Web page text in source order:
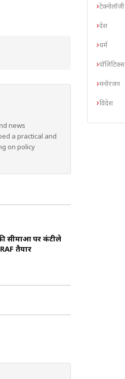
news
a practical and
on policy
सीमाओं पर कंटीले
तैयार
टेक्नोलॉजी
देश
धर्म
पॉलिटिक्स
मनोरंजन
विदेश